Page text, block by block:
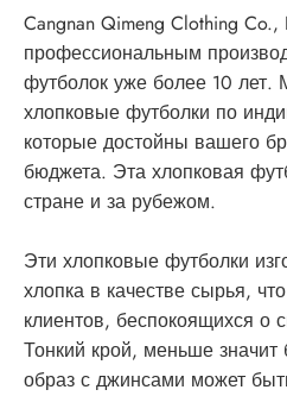
Cangnan Qimeng Clothing Co.,
профессиональным
футболок уже более 10 лет.
хлопковые футболки по
которые достойны вашего
бюджета. Эта хлопковая
стране и за рубежом.
Эти хлопковые футболки
хлопка в качестве сырья,
клиентов, беспокоящихся о
Тонкий крой, меньше
образ с джинсами может